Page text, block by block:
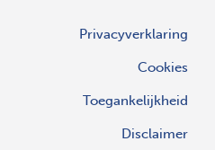
Privacyverklaring
Cookies
Toegankelijkheid
Disclaimer